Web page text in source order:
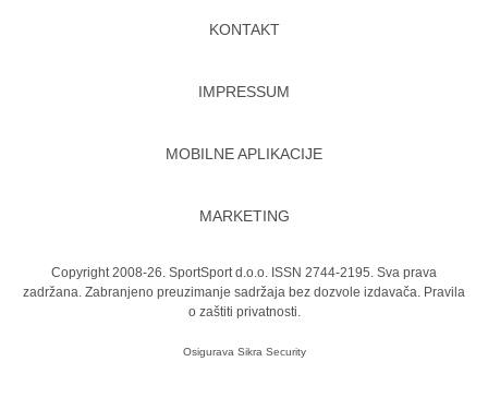
KONTAKT
IMPRESSUM
MOBILNE APLIKACIJE
MARKETING
Copyright 2008-26. SportSport d.o.o. ISSN 2744-2195. Sva prava
zadržana. Zabranjeno preuzimanje sadržaja bez dozvole izdavača. Pravila
o zaštiti privatnosti.
Osigurava Sikra Security